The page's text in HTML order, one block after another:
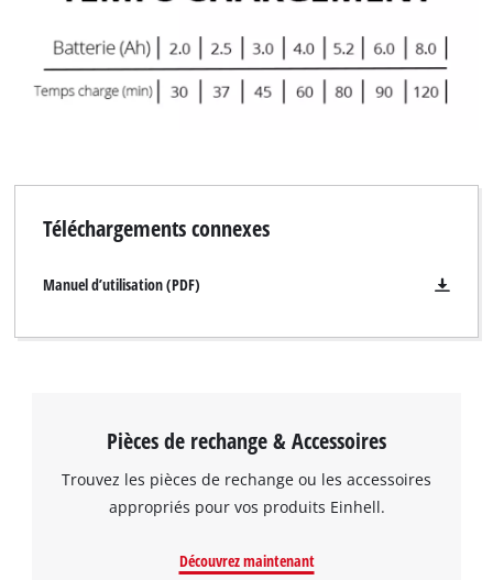
to trackers that are not disclosed to the
visitor. The website owner needs to setup
the site with their CMP to add this content
Management Platform
Téléchargements connexes
Manuel d’utilisation (PDF)
Pièces de rechange & Accessoires
Trouvez les pièces de rechange ou les accessoires
appropriés pour vos produits Einhell.
Découvrez maintenant